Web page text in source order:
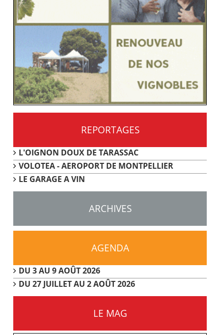
REPORTAGES
L'OIGNON DOUX DE TARASSAC
VOLOTEA - AEROPORT DE MONTPELLIER
LE GARAGE A VIN
ARCHIVES
AGENDA
DU 3 AU 9 AOÛT 2026
DU 27 JUILLET AU 2 AOÛT 2026
LE MAG